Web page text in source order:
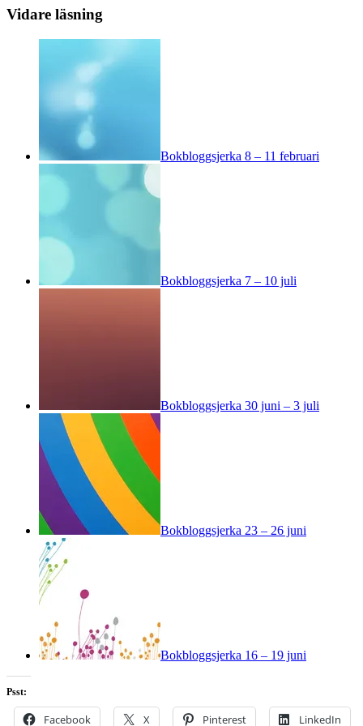
Vidare läsning
Bokbloggsjerka 8 – 11 februari
Bokbloggsjerka 7 – 10 juli
Bokbloggsjerka 30 juni – 3 juli
Bokbloggsjerka 23 – 26 juni
Bokbloggsjerka 16 – 19 juni
Psst:
Facebook X Pinterest LinkedIn